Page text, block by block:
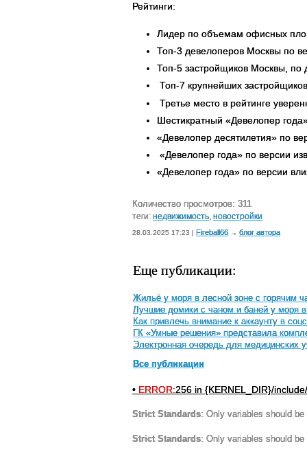
Рейтинги:
Лидер по объемам офисных
Топ-3 девелоперов Москвы по
Топ-5 застройщиков Москвы,
Топ-7 крупнейших
Третье место в рейтинге
Шестикратный «Девелопер
«Девелопер десятилетия» по
«Девелопер года» по версии
«Девелопер года» по версии
Количество просмотров: 311
теги: недвижимость новостройки
28.03.2025 17:23 | Fireball66 → блог автора
Еще публикации:
Жильё у моря в лесной зоне с горячим
Лучшие домики с чаном и баней у моря
Как привлечь внимание к аккаунту в
ГК «Умные решения» представила
Электронная очередь для медицинских
Все публикации
• ERROR:256 in {KERNEL_DIR}/
Strict Standards: Only variables should
Strict Standards: Only variables should